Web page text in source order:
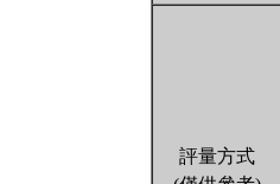
評量方式